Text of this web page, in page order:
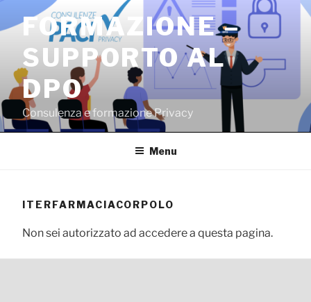
contenuto
FORMAZIONE –
SUPPORTO AL
DPO
Consulenza e formazione Privacy
Menu
ITERFARMACIACORPOLO
Non sei autorizzato ad accedere a questa pagina.